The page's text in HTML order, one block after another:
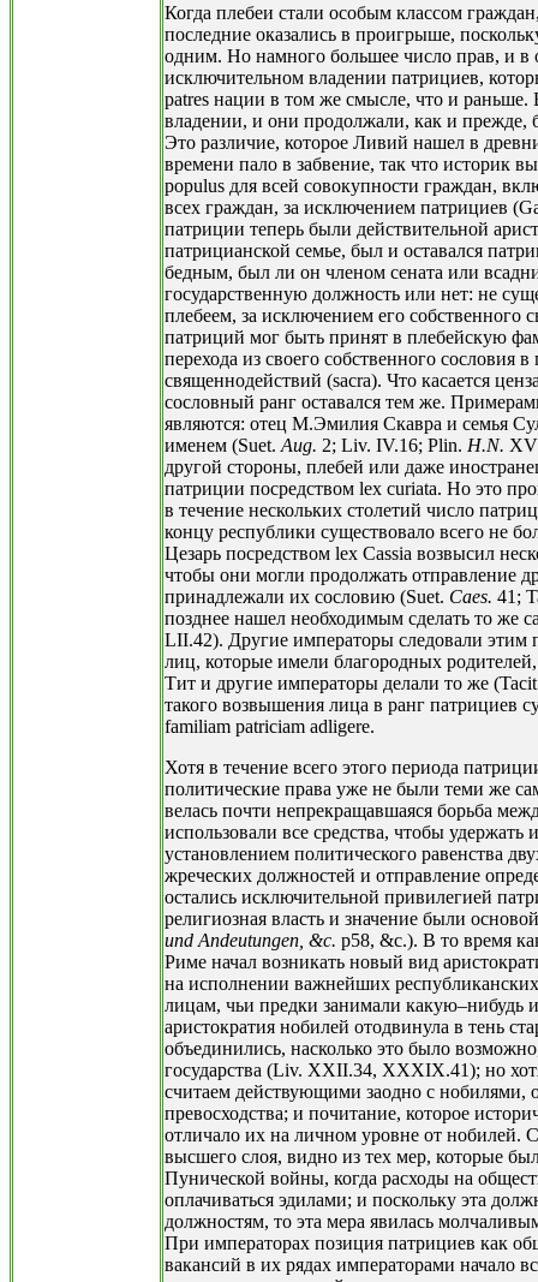
Когда плебеи стали особым классом
последние оказались в проигрыше,
одним. Но намного большее число прав, и в
исключительном владении патрициев,
patres нации в том же смысле, что и
владении, и они продолжали, как и прежде,
Это различие, которое Ливий нашел в
времени пало в забвение, так что историк
populus для всей совокупности граждан,
всех граждан, за исключением патрициев
патриции теперь были действительной
патрицианской семье, был и оставался
бедным, был ли он членом сената или
государственную должность или нет: не
плебеем, за исключением его собственного
патриций мог быть принят в плебейскую
перехода из своего собственного сословия
священнодействий (sacra). Что касается
сословный ранг оставался тем же.
являются: отец М.Эмилия Скавра и семья
именем (Suet. Aug. 2; Liv. IV.16; Plin. H.N.
другой стороны, плебей или даже
патриции посредством lex curiata. Но это
в течение нескольких столетий число
концу республики существовало всего не
Цезарь посредством lex Cassia возвысил
чтобы они могли продолжать отправление
принадлежали их сословию (Suet. Caes. 41;
позднее нашел необходимым сделать то же
LII.42). Другие императоры следовали этим
лиц, которые имели благородных
Тит и другие императоры делали то же
такого возвышения лица в ранг патрициев
familiam patriciam adligere.
Хотя в течение всего этого периода
политические права уже не были теми же
велась почти непрекращавшаяся борьба
использовали все средства, чтобы
установлением политического равенства
жреческих должностей и отправление
остались исключительной привилегией
религиозная власть и значение были
und Andeutungen, &c. p58, &c.). В то время
Риме начал возникать новый вид
на исполнении важнейших
лицам, чьи предки занимали какую–нибудь
аристократия нобилей отодвинула в тень
объединились, насколько это было
государства (Liv. XXII.34, XXXIX.41); но
считаем действующими заодно с нобилями,
превосходства; и почитание, которое
отличало их на личном уровне от нобилей.
высшего слоя, видно из тех мер, которые
Пунической войны, когда расходы на
оплачиваться эдилами; и поскольку эта
должностям, то эта мера явилась
При императорах позиция патрициев как
вакансий в их рядах императорами начало